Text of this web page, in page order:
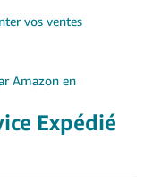
vos ventes
Amazon en
Expédié